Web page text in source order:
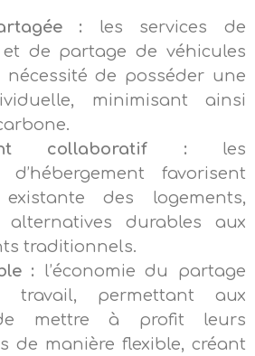
: les services de
et de partage de véhicules
de posséder une
minimisant ainsi
collaboratif : les
d’hébergement favorisent
existante des logements,
durables aux
traditionnels.
: l’économie du partage
travail, permettant aux
mettre à profit leurs
de manière flexible, créant